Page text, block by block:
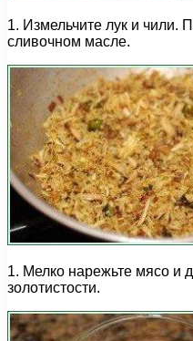
1. Измельчите лук и чили.
сливочном масле.
1. Мелко нарежьте мясо и
золотистости.